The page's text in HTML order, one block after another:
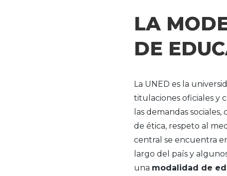
LA
DE
La UNED es la
titulaciones oficiales y
las demandas
de ética, respeto al
central se encuentra
largo del país y
una modalidad de